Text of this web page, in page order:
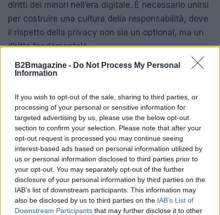
B2Bmagazine - Do Not Process My Personal
Information
If you wish to opt-out of the sale, sharing to third parties, or
processing of your personal or sensitive information for
targeted advertising by us, please use the below opt-out
section to confirm your selection. Please note that after your
opt-out request is processed you may continue seeing
interest-based ads based on personal information utilized by
us or personal information disclosed to third parties prior to
your opt-out. You may separately opt-out of the further
disclosure of your personal information by third parties on the
IAB’s list of downstream participants. This information may
also be disclosed by us to third parties on the IAB’s List of
Downstream Participants that may further disclose it to other
diritti dei minori nell’era digitale. È necessario unirsi
per costruire una cultura della responsabilità, dove
il rispetto della privacy non sia un optional, ma un
diritto fondamentale.
AiAdhubMedia